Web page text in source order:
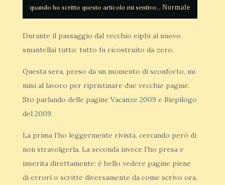
Normale
Durante il passaggio dal vecchio eiphi al nuovo
smantellai tutto: tutto fu ricostruito da zero.
Questa sera, preso da un momento di sconforto, mi
misi al lavoro per ripristinare due vecchie pagine.
Sto parlando delle pagine Vacanze 2009 e Riepilogo
del 2009.
La prima l’ho leggermente rivista, cercando però di
non stravolgerla. La seconda invece l’ho presa e
inserita direttamente: è bello vedere pagine piene
di errori o scritte diversamente da come scrivo ora.